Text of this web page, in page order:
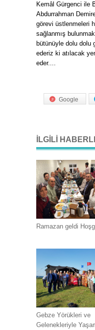
Kemâl Gürgenci ile
Abdurrahman
görevi üstlenmeleri
sağlanmış
bütünüyle dolu dolu
ederiz ki atılacak
eder....
Google
İLGILI
Ramazan geldi
Gebze Yörükleri ve
Gelenekleriyle